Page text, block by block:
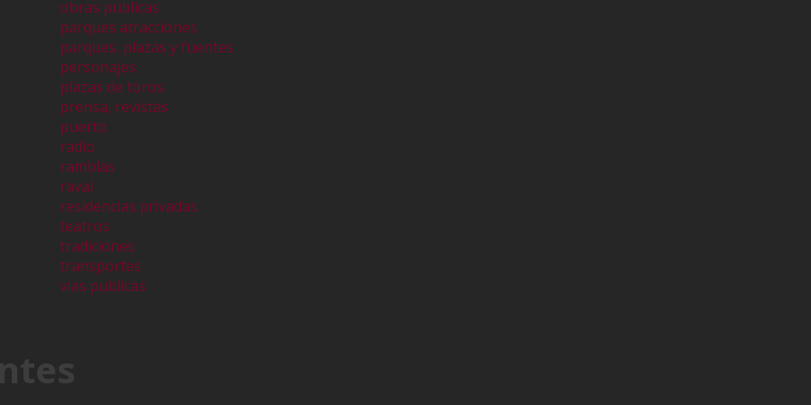
obras públicas
parques atracciones
parques, plazas y fuentes
personajes
plazas de toros
prensa, revistas
puerto
radio
ramblas
raval
residencias privadas
teatros
tradiciones
transportes
vias publicas